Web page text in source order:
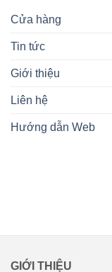
Cửa hàng
Tin tức
Giới thiệu
Liên hệ
Hướng dẫn Web
GIỚI THIỆU